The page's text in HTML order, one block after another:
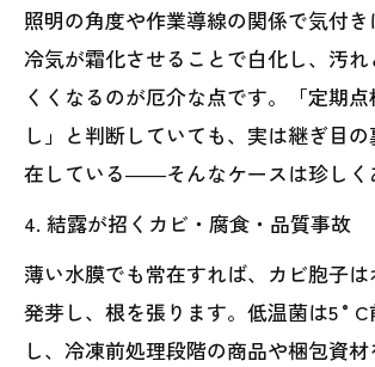
照明の角度や作業導線の関係で気付
冷気が霜化させることで白化し、汚
くくなるのが厄介な点です。「定期
し」と判断していても、実は継ぎ目
在している――そんなケースは珍しく
4. 結露が招くカビ・腐食・品質事故
薄い水膜でも常在すれば、カビ胞子
発芽し、根を張ります。低温菌は5
し、冷凍前処理段階の商品や梱包資